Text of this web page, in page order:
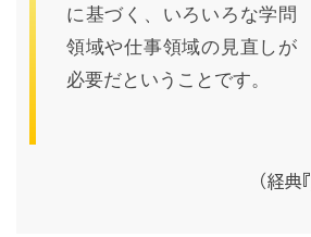
に基づく、いろいろな学問
領域や仕事領域の見直しが
必要だということです。
（経典『